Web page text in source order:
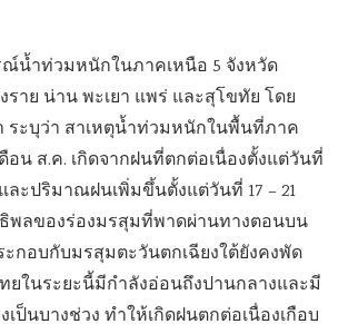
น้ำท่วมหนักในภาคเหนือ 5 จังหวัด
ราย น่าน พะเยา แพร่ และสุโขทัย โดย
ระบุว่า สาเหตุน้ำท่วมหนักในพื้นที่ภาค
อน ส.ค. เกิดจากฝนที่ตกต่อเนื่องตั้งแต่วันที่
ละปริมาณฝนเพิ่มขึ้นตั้งแต่วันที่ 17 – 21
ธิพลของร่องมรสุมที่พาดผ่านทางตอนบน
กอบกับมรสุมตะวันตกเฉียงใต้ยังคงพัด
ยในระยะนี้มีกำลังอ่อนถึงปานกลางและมี
ป็นบางช่วง ทำให้เกิดฝนตกต่อเนื่องเกือบ